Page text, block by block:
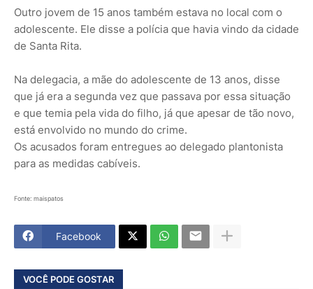
Outro jovem de 15 anos também estava no local com o
adolescente. Ele disse a polícia que havia vindo da cidade
de Santa Rita.
Na delegacia, a mãe do adolescente de 13 anos, disse
que já era a segunda vez que passava por essa situação
e que temia pela vida do filho, já que apesar de tão novo,
está envolvido no mundo do crime.
Os acusados foram entregues ao delegado plantonista
para as medidas cabíveis.
Fonte: maispatos
Facebook
VOCÊ PODE GOSTAR